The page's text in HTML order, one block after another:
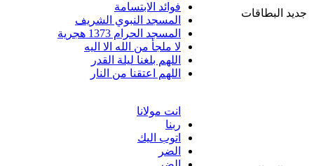
جديد البطاقات
فوائد الابتسامة
المسجد النبوي الشريف
المسجد الحرام 1373 هجرية
لا ملجأ من الله الا اليه
اللهم بلغنا ليلة القدر
اللهم اعتقنا من النار
انت مولانا
ربنا
اتوب اليك
الضر